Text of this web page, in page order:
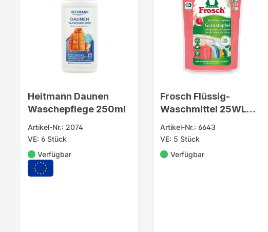
Heitmann Daunen
Waschepflege 250ml
Artikel-Nr.: 2074
VE: 6 Stück
Verfügbar
Frosch Flüssig-
Waschmittel 25WL
Granatapfel
Artikel-Nr.: 6643
VE: 5 Stück
Verfügbar